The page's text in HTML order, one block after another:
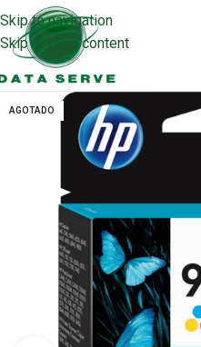
Skip to navigation
Skip to main content
AGOTADO